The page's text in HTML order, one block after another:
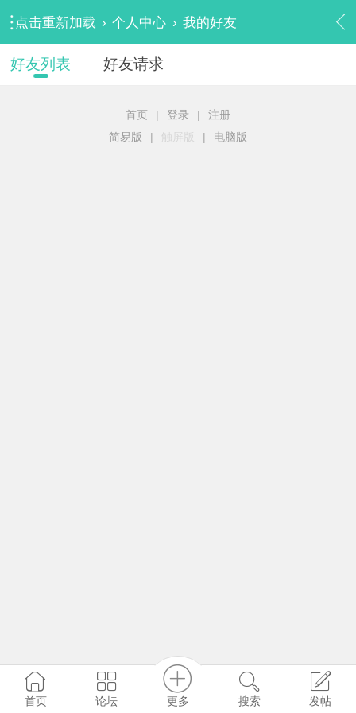
点击重新加载 › 个人中心 › 我的好友
好友列表 好友请求
首页 | 登录 |
注册
简易版
| 触屏版 | 电脑版
首页 论坛 更多 搜索 发帖